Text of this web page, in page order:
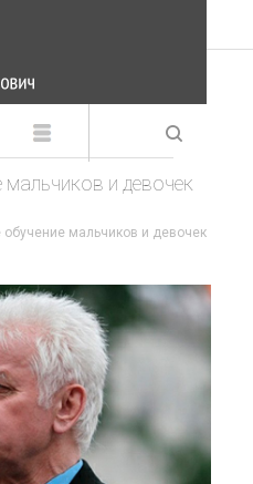
мальчиков и девочек
мальчиков и девочек